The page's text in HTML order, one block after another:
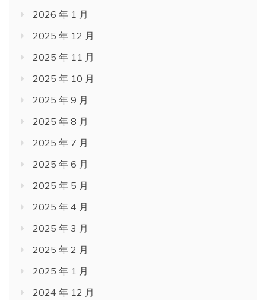
2026 年 1 月
2025 年 12 月
2025 年 11 月
2025 年 10 月
2025 年 9 月
2025 年 8 月
2025 年 7 月
2025 年 6 月
2025 年 5 月
2025 年 4 月
2025 年 3 月
2025 年 2 月
2025 年 1 月
2024 年 12 月